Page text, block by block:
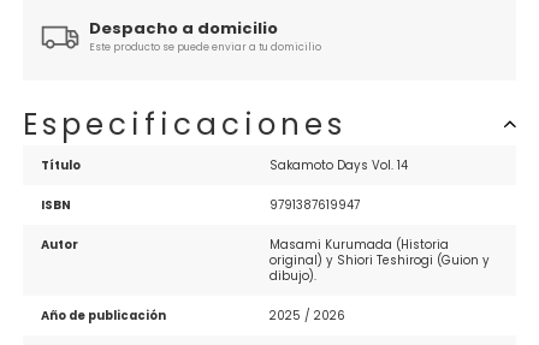
Despacho a domicilio
Este producto se puede enviar a tu domicilio
Especificaciones
Título Sakamoto Days Vol. 14
ISBN 9791387619947
Autor
Masami Kurumada (Historia
original) y Shiori Teshirogi (Guion y
dibujo).
Año de publicación 2025 / 2026